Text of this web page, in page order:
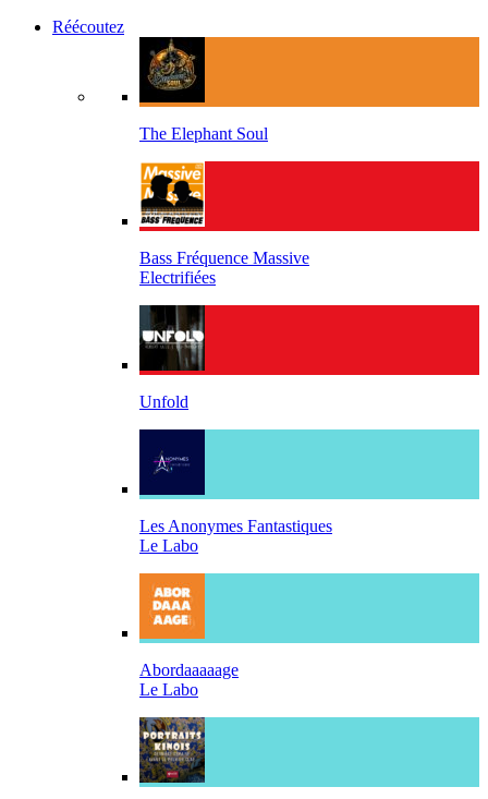
Réécoutez
The Elephant Soul
Bass Fréquence Massive
Electrifiées
Unfold
Les Anonymes Fantastiques
Le Labo
Abordaaaaage
Le Labo